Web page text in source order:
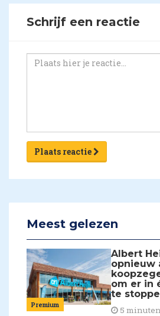
Schrijf een reactie
Plaats reactie
Meest gelezen
Premium
Albert
opnieuw
om er in
te
5 minuten